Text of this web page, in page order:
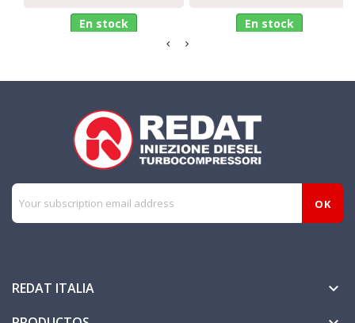
En stock En stock
REDAT ITALIA 